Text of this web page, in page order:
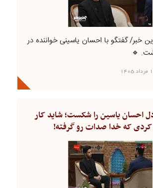
خبر/ گفتگو با احسان یاسینی خواننده در
🔹
احسان یاسین را شکست؛ شاید کار
که خدا صدات رو گرفته!